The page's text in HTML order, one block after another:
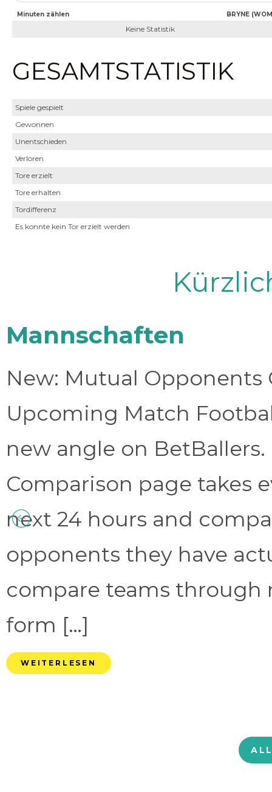
Minuten zählen BRYNE
Keine Statistik
GESAMTSTATISTIK
Spiele gespielt
Gewonnen
Unentschieden
Verloren
Tore erzielt
Tore erhalten
Tordifferenz
Es konnte kein Tor erzielt werden
Mannschaften
New: Mutual Opponents
Upcoming Match
new angle on
Comparison page takes
next 24 hours and
opponents they have
compare teams through
form […]
WEITERLESEN